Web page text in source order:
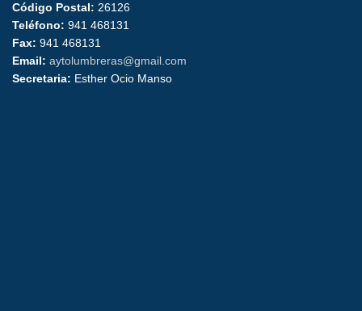
Código Postal: 26126
Teléfono: 941 468131
Fax: 941 468131
Email: aytolumbreras@gmail.com
Secretaria: Esther Ocio Manso